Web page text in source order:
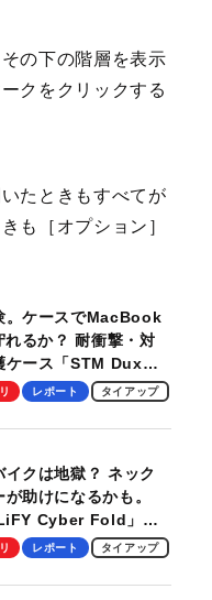
の下の階層を表示
クをクリックする
たときもすべてが
も［オプション］
。ケースでMacBook
れるか？ 耐衝撃・対
ケース「STM Dux
検証。学生、ビジネ
レポート タイアップ
イクは地獄？ ネック
が助けになるかも。
Cyber Fold」レ
冷却の速さ、密着する
ド！
レポート タイアップ